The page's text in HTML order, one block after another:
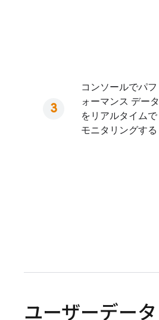
コンソールでパフ
ォーマンス データ
をリアルタイムで
モニタリングする
ユーザーデータ